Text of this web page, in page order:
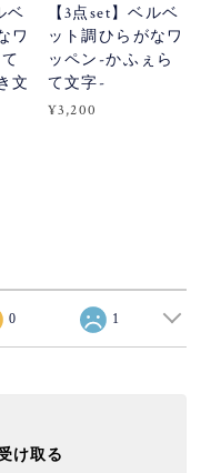
ベ
ワ
文
【3点set】ベルベ
ット調ひらがなワ
ッペン-かふぇら
て文字-
¥3,200
0 1
け取る